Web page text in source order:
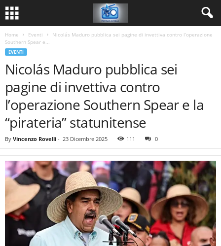
Home Eventi
Nicolás Maduro pubblica sei pagine di invettiva contro l’operazione
Southern Spear e...
EVENTI
Nicolás Maduro pubblica sei
pagine di invettiva contro
l’operazione Southern Spear e la
“pirateria” statunitense
By Vincenzo Rovelli - 23 Dicembre 2025 111 0